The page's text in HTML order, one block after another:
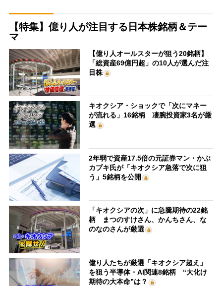
【特集】億り人が注目する日本株銘柄＆テー
マ
【億り人オールスターが狙う20銘柄】
「総資産69億円超」の10人が選んだ注
目株
キオクシア・ショックで「次にマネー
が流れる」16銘柄 凄腕投資家3名が厳
選
2年弱で資産17.5倍の元証券マン・かぶ
カブキ氏が「キオクシア急落で次に狙
う」5銘柄を公開
「キオクシアの次」に急騰期待の22銘
柄 まつのすけさん、かんちさん、な
のなのさんが厳選
億り人たちが厳選「キオクシア超え」
を狙う半導体・AI関連8銘柄 “大化け
期待の大本命”は？